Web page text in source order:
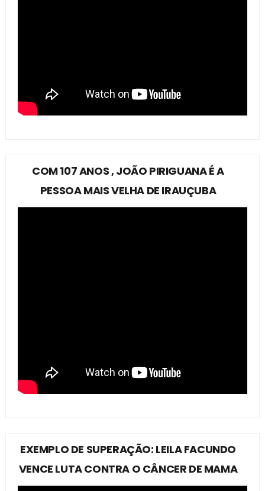
COM 107 ANOS , JOÃO PIRIGUANA É A
PESSOA MAIS VELHA DE IRAUÇUBA
EXEMPLO DE SUPERAÇÃO: LEILA FACUNDO
VENCE LUTA CONTRA O CÂNCER DE MAMA